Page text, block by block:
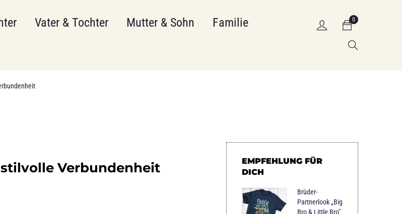
Vater & Tochter Mutter & Sohn
Familie
0
Verbundenheit
EMPFEHLUNG FÜR
DICH
Brüder-
Partnerlook „Big
Bro & Little Bro"